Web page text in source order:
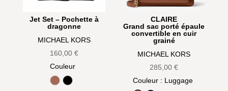
Jet Set – Pochette à
dragonne
MICHAEL KORS
160,00 €
Couleur
Luggage
Noir
CLAIRE
Grand sac porté épaule
convertible en cuir
grainé
MICHAEL KORS
285,00€
Couleur: Luggage